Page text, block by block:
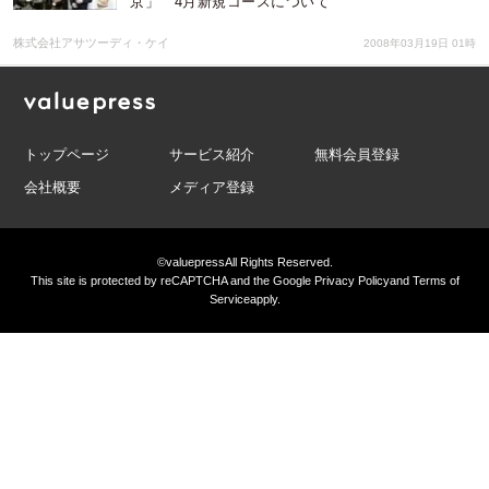
株式会社アサツーディ・ケイ 2008年03月19日 01時
トップページ サービス紹介
無料会員登録
会社概要
メディア登録
©valuepressAll Rights Reserved.
This site is protected by reCAPTCHA and the GooglePrivacy PolicyandTerms of
Serviceapply.